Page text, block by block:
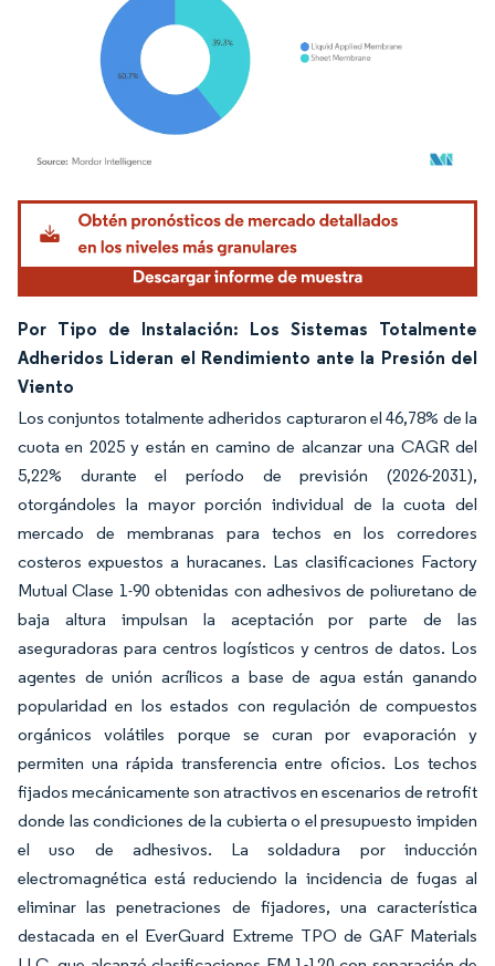
Imagen © Mordor Intelligence. El uso requiere atribución según CC BY 4.0.
Por Tipo de Instalación: Los Sistemas Totalmente
Adheridos Lideran el Rendimiento ante la Presión del
Viento
Los conjuntos totalmente adheridos capturaron el 46,78% de la
cuota en 2025 y están en camino de alcanzar una CAGR del
5,22% durante el período de previsión (2026-2031),
otorgándoles la mayor porción individual de la cuota del
mercado de membranas para techos en los corredores
costeros expuestos a huracanes. Las clasificaciones Factory
Mutual Clase 1-90 obtenidas con adhesivos de poliuretano de
baja altura impulsan la aceptación por parte de las
aseguradoras para centros logísticos y centros de datos. Los
agentes de unión acrílicos a base de agua están ganando
popularidad en los estados con regulación de compuestos
orgánicos volátiles porque se curan por evaporación y
permiten una rápida transferencia entre oficios. Los techos
fijados mecánicamente son atractivos en escenarios de retrofit
donde las condiciones de la cubierta o el presupuesto impiden
el uso de adhesivos. La soldadura por inducción
electromagnética está reduciendo la incidencia de fugas al
eliminar las penetraciones de fijadores, una característica
destacada en el EverGuard Extreme TPO de GAF Materials